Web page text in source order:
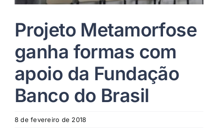
Projeto Metamorfose
ganha formas com
apoio da Fundação
Banco do Brasil
8 de fevereiro de 2018